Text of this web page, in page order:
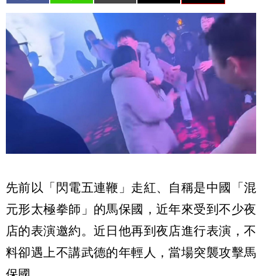
先前以「閃電五連鞭」走紅、自稱是中國「混
元形太極拳師」的馬保國，近年來受到不少夜
店的表演邀約。近日他再到夜店進行表演，不
料卻遇上不講武德的年輕人，當場突襲攻擊馬